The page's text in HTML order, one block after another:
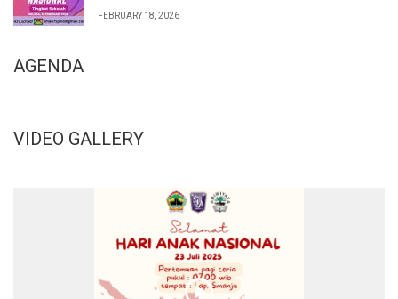
FEBRUARY 18, 2026
AGENDA
VIDEO GALLERY